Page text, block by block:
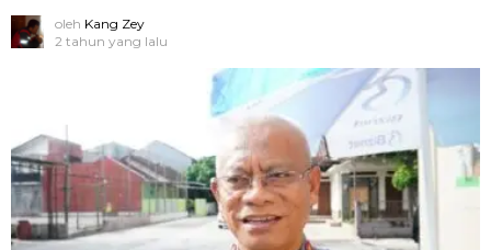
oleh Kang Zey
2 tahun yang lalu